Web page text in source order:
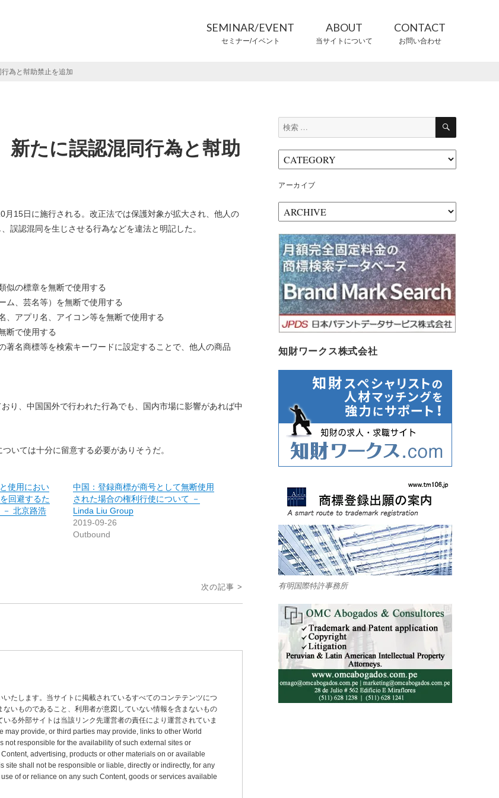
SEMINAR/EVENT
セミナー/イベント
ABOUT
当サイトについて
CONTACT
お問い合わせ
為と幇助禁止を追加
新たに誤認混同行為と幇助
15日に施行される。改正法では保護対象が拡大され、他人の
誤認混同を生じさせる行為などを違法と明記した。
似の標章を無断で使用する
ム、芸名等）を無断で使用する
、アプリ名、アイコン等を無断で使用する
断で使用する
名商標等を検索キーワードに設定することで、他人の商品
り、中国国外で行われた行為でも、国内市場に影響があれば中
いては十分に留意する必要がありそうだ。
使用におい
回避するた
－ 北京路浩
中国：登録商標が商号として無断使用
された場合の権利行使について －
Linda Liu Group
2019-09-26
Outbound
次の記事 >
たします。当サイトに掲載されているすべてのコンテテンツにつ
いものであること、利用者が意図していない情報を含まないもの
る外部サイトは当該リンク先運営者の責任により運営されていま
may provide, or third parties may provide, links to other World
not responsible for the availability of such external sites or
advertising, products or other materials on or available
site shall not be responsible or liable, directly or indirectly, for any
of or reliance on any such Content, goods or services available
検
索:
検
アーカイブ
ー
カ
イ
ブ
知財ワークス株式会社
有明国際特許事務所